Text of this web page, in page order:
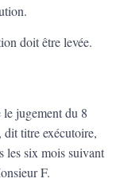
doit être levée.
jugement du 8
titre exécutoire,
les six mois suivant
F.